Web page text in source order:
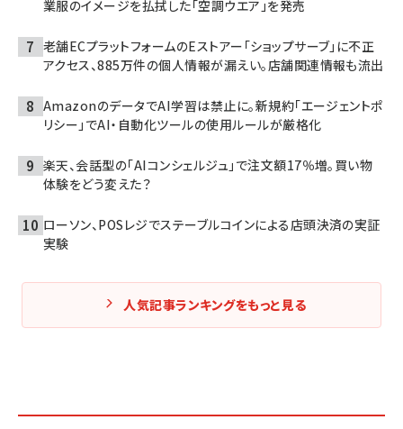
業服のイメージを払拭した「空調ウエア」を発売
老舗ECプラットフォームのEストアー「ショップサーブ」に不正
アクセス、885万件の個人情報が漏えい。店舗関連情報も流出
AmazonのデータでAI学習は禁止に。新規約「エージェントポ
リシー」でAI・自動化ツールの使用ルールが厳格化
楽天、会話型の「AIコンシェルジュ」で注文額17％増。買い物
体験をどう変えた？
ローソン、POSレジでステーブルコインによる店頭決済の実証
実験
人気記事ランキングをもっと見る